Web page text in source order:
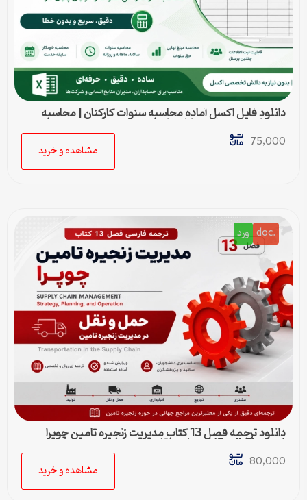
دانلود فایل اکسل آماده محاسبه سنوات کارکنان | محاسبه
خودکار حق سنوات و پایان کار
75,000
مشاهده و خرید
.doc ورد
دانلود ترجمه فصل 13 کتاب مدیریت زنجیره تامین چوپرا
(Sunil Chopra) | حمل و نقل در زنجیره تامین
80,000
مشاهده و خرید